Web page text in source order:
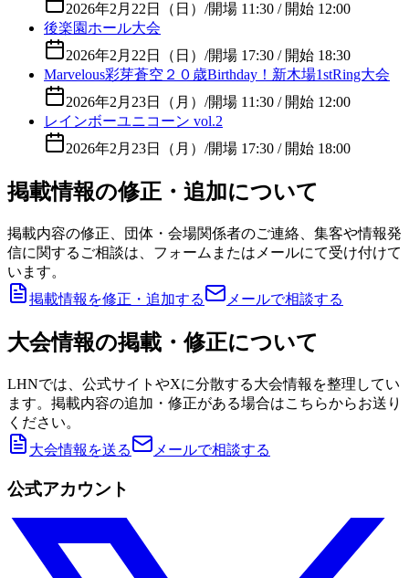
2026年2月22日（日） /開場 11:30 / 開始 12:00
後楽園ホール大会
2026年2月22日（日） /開場 17:30 / 開始 18:30
Marvelous彩芽蒼空２０歳Birthday！新木場1stRing大会
2026年2月23日（月） /開場 11:30 / 開始 12:00
レインボーユニコーン vol.2
2026年2月23日（月） /開場 17:30 / 開始 18:00
掲載情報の修正・追加について
掲載内容の修正、団体・会場関係者のご連絡、集客や情報発
信に関するご相談は、フォームまたはメールにて受け付けて
います。
掲載情報を修正・追加する
メールで相談する
大会情報の掲載・修正について
LHNでは、公式サイトやXに分散する大会情報を整理してい
ます。掲載内容の追加・修正がある場合はこちらからお送り
ください。
大会情報を送る
メールで相談する
公式アカウント